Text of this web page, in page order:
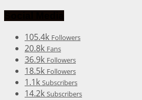
105.4k Followers
20.8k Fans
36.9k Followers
18.5k Followers
1.1k Subscribers
14.2k Subscribers